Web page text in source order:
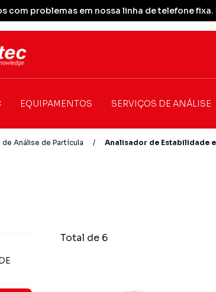
com problemas em nossa linha de telefone
EQUIPAMENTOS SERVIÇOS DE ANÁLISE
Análise de Partícula / Analisador de Estabilidade
Total de 6